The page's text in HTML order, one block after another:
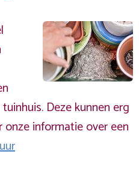
Deze kunnen erg
onze informatie over een